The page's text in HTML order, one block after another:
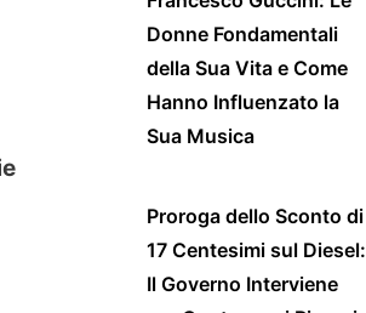
Donne Fondamentali
della Sua Vita e Come
Hanno Influenzato la
Sua Musica
Proroga dello Sconto di
17 Centesimi sul Diesel:
Il Governo Interviene